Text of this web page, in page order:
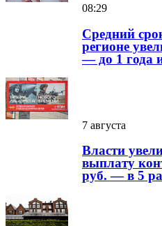
08:29
Средний
регионе
— до 1 года
7 августа
Власти
выплату
руб. — в 5